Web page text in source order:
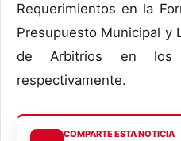
Requerimientos en la
Presupuesto Municipal y
de Arbitrios en los
respectivamente.
COMPARTE ESTA NOTICIA